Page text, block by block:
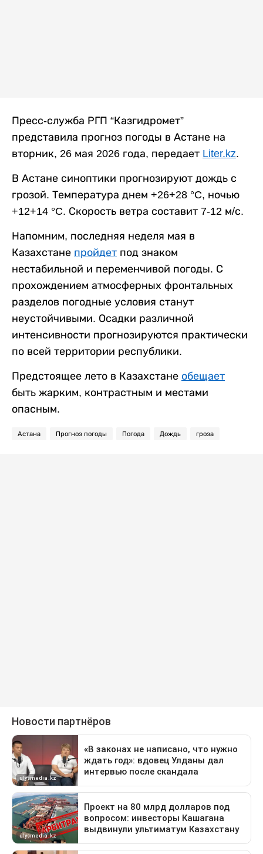
Пресс-служба РГП “Казгидромет”
представила прогноз погоды в Астане на
вторник, 26 мая 2026 года, передает Liter.kz.
В Астане синоптики прогнозируют дождь с
грозой. Температура днем +26+28 °C, ночью
+12+14 °C. Скорость ветра составит 7-12 м/с.
Напомним, последняя неделя мая в
Казахстане пройдет под знаком
нестабильной и переменчивой погоды. С
прохождением атмосферных фронтальных
разделов погодные условия станут
неустойчивыми. Осадки различной
интенсивности прогнозируются практически
по всей территории республики.
Предстоящее лето в Казахстане обещает
быть жарким, контрастным и местами
опасным.
Астана Прогноз погоды Погода Дождь гроза